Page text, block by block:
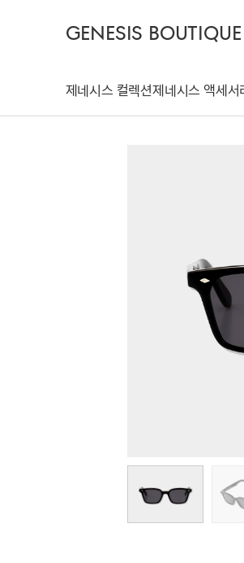
GENESIS BOUTIQUE
제네시스 컬렉션제네시스 액세서